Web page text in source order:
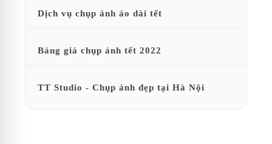
Dịch vụ chụp ảnh áo dài tết
Bảng giá chụp ảnh tết 2022
TT Studio - Chụp ảnh đẹp tại Hà Nội